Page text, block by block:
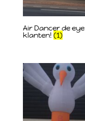
Air Dancer de
klanten! (1)